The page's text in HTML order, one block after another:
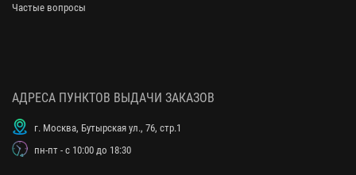
Частые вопросы
АДРЕСА ПУНКТОВ ВЫДАЧИ ЗАКАЗОВ
г. Москва, Бутырская ул., 76, стр.1
пн-пт - с 10:00 до 18:30